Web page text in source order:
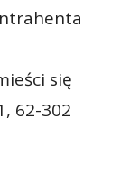
się
62-302